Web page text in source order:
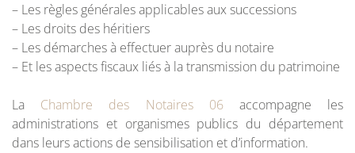
– Les règles générales applicables aux successions
– Les droits des héritiers
– Les démarches à effectuer auprès du notaire
– Et les aspects fiscaux liés à la transmission du patrimoine
La Chambre des Notaires 06accompagne les
administrations et organismes publics du département
dans leurs actions de sensibilisation et d’information.